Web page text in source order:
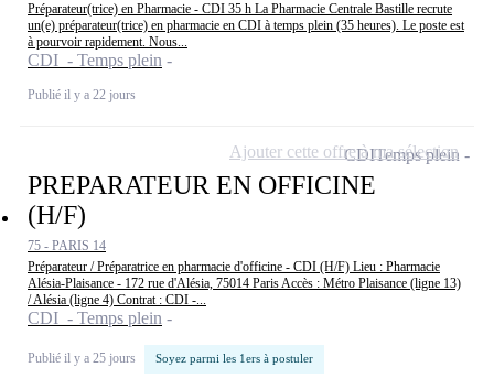
Préparateur(trice) en Pharmacie - CDI 35 h La Pharmacie Centrale Bastille recrute
un(e) préparateur(trice) en pharmacie en CDI à temps plein (35 heures). Le poste est
à pourvoir rapidement. Nous...
CDI - Temps plein
Publié il y a 22 jours
PREPARATEUR EN OFFICINE
(H/F)
75 - PARIS 14
Préparateur / Préparatrice en pharmacie d'officine - CDI (H/F) Lieu : Pharmacie
Alésia-Plaisance - 172 rue d'Alésia, 75014 Paris Accès : Métro Plaisance (ligne 13)
/ Alésia (ligne 4) Contrat : CDI -...
CDI - Temps plein
Publié il y a 25 jours Soyez parmi les 1ers à postuler
CDITemps plein
Ajouter cette offre à ma sélection